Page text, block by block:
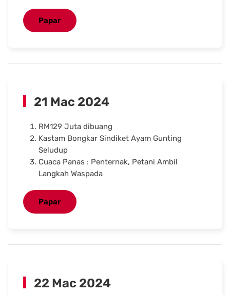
Papar
21 Mac 2024
RM129 Juta dibuang
Kastam Bongkar Sindiket Ayam Gunting
Seludup
Cuaca Panas : Penternak, Petani Ambil
Langkah Waspada
Papar
22 Mac 2024